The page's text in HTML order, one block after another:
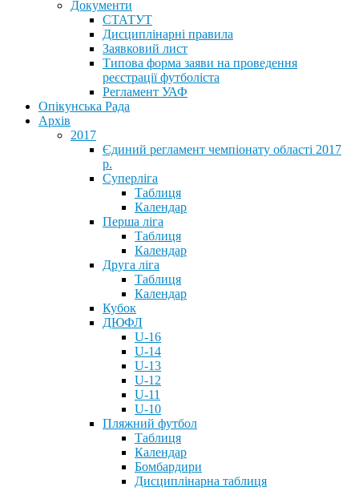
Документи
СТАТУТ
Дисциплінарні правила
Заявковий лист
Типова форма заяви на проведення
реєстрації футболіста
Регламент УАФ
Опікунська Рада
Архів
2017
Єдиний регламент чемпіонату області 2017
р.
Суперліга
Таблиця
Календар
Перша ліга
Таблиця
Календар
Друга ліга
Таблиця
Календар
Кубок
ДЮФЛ
U-16
U-14
U-13
U-12
U-11
U-10
Пляжний футбол
Таблиця
Календар
Бомбардири
Дисциплінарна таблиця